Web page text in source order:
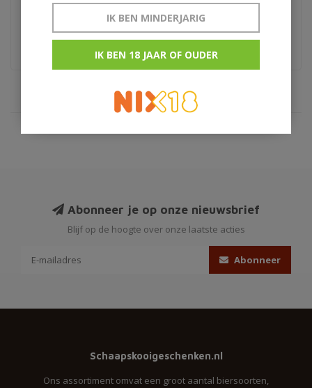
€13,50
rumlikeur uit woensdrecht
Abonneer je op onze nieuwsbrief
Blijf op de hoogte over onze laatste acties
Abonneer
Schaapskooigeschenken.nl
Ons assortiment omvat een groot aantal biersoorten,
IK BEN MINDERJARIG
IK BEN 18 JAAR OF OUDER